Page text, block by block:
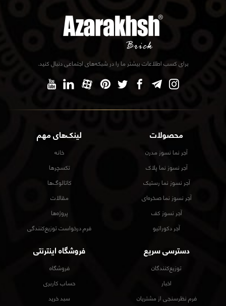
محصولات
آجر نما نسوز مدرن
آجر نسوز نما پلاک
آجر نسوز نما رستیک
آجر نسوز نما صخره‌ای
آجر نسوز کف
آجر دکوراتیو
لینک‌های مهم
خانه
تکسچرها
کاتالوگ‌ها
مقالات
پروژه‌ها
فرم درخواست توزیع‌کنندگی
برای کسب اطلاعات بیشتر ما را در شبکه‌های اجتماعی دنبال کنید.
دسترسی سریع
توزیع‌کنندگان
اخبار
فرم نظرسنجی از مشتریان
فروشگاه اینترنتی
فروشگاه
حساب کاربری
سبد خرید